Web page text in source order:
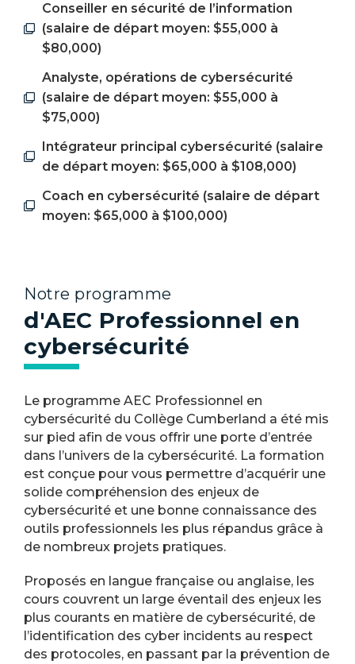
Conseiller en sécurité de l’information
(salaire de départ moyen: $55,000 à
$80,000)
Analyste, opérations de cybersécurité
(salaire de départ moyen: $55,000 à
$75,000)
Intégrateur principal cybersécurité (salaire
de départ moyen: $65,000 à $108,000)
Coach en cybersécurité (salaire de départ
moyen: $65,000 à $100,000)
Notre programme
d'AEC Professionnel en
cybersécurité
Le programme AEC Professionnel en
cybersécurité du Collège Cumberland a été mis
sur pied afin de vous offrir une porte d’entrée
dans l’univers de la cybersécurité. La formation
est conçue pour vous permettre d’acquérir une
solide compréhension des enjeux de
cybersécurité et une bonne connaissance des
outils professionnels les plus répandus grâce à
de nombreux projets pratiques.
Proposés en langue française ou anglaise, les
cours couvrent un large éventail des enjeux les
plus courants en matière de cybersécurité, de
l’identification des cyber incidents au respect
des protocoles, en passant par la prévention de